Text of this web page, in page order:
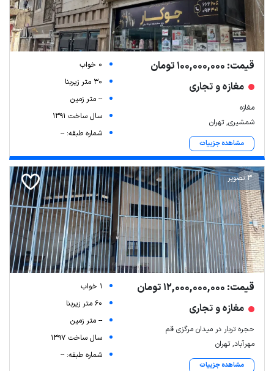
قیمت: 100,000,000 تومان
مغازه و تجاری
مغازه
شمشیری, تهران
مشاهده جزییات
0 خواب
30 متر زیربنا
-- متر زمین
سال ساخت 1391
شماره طبقه: --
3 تصویر
قیمت: 12,000,000,000 تومان
مغازه و تجاری
حجره تربار در میدان مرگزی قم
مهرآباد, تهران
مشاهده جزییات
1 خواب
60 متر زیربنا
-- متر زمین
سال ساخت 1397
شماره طبقه: --